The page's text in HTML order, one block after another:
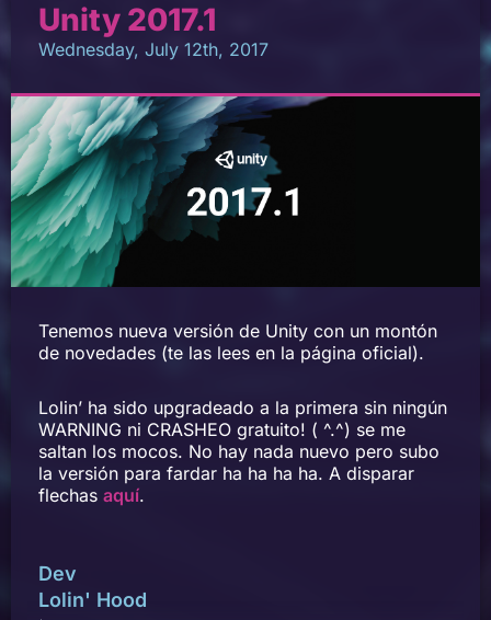
Unity 2017.1
Wednesday, July 12th, 2017
Tenemos nueva versión de Unity con un montón
de novedades (te las lees en la página oficial).
Lolin’ ha sido upgradeado a la primera sin ningún
WARNING ni CRASHEO gratuito! ( ^.^) se me
saltan los mocos. No hay nada nuevo pero subo
la versión para fardar ha ha ha ha. A disparar
flechas aquí.
Dev
Lolin' Hood